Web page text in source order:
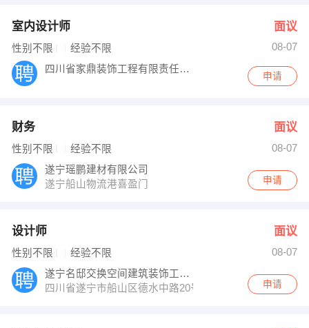
室内设计师 面议
性别不限 经验不限
08-07
四川省家鼎装饰工程有限责任公司
申请
财务 面议
性别不限 经验不限
08-07
遂宁瑶鹏建材有限公司
遂宁船山物流港喜盈门
申请
设计师 面议
性别不限 经验不限
08-07
遂宁名邸交换空间建筑装饰工程有限公司
四川省遂宁市船山区德水中路20号康城国际8栋1层3号
申请